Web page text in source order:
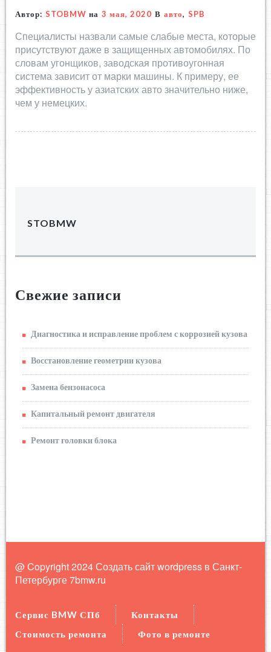
Автор: STOBMW на 3 мая, 2020 В авто, SPB
Специалисты назвали самые слабые места, которые
присутствуют даже в защищенных автомобилях. По
словам угонщиков, заводская противоугонная
система зависит от марки машины. К примеру, ее
эффективность у азиатских авто значительно ниже,
чем у немецких.
STOBMW
Свежие записи
Диагностика и исправление проблем с коррозией кузова
Восстановление геометрии кузова
Замена бензонасоса
Капитальный ремонт двигателя
Ремонт головки блока
@ Copyright 2024 Создать сайт wordpress в Санкт-
Петербурге7bmw.ru
Сервис BMW СПб
Контакты
Стоимость ремонта
Фото в ремонте